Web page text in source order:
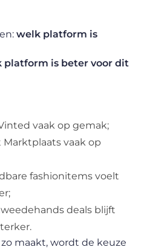
welk platform is
platform is beter voor dit
vaak op gemak;
vaak op
fashionitems voelt
deals blijft
maakt, wordt de keuze